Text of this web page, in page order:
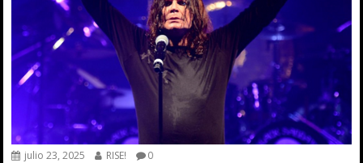
julio 23, 2025 RISE! 0